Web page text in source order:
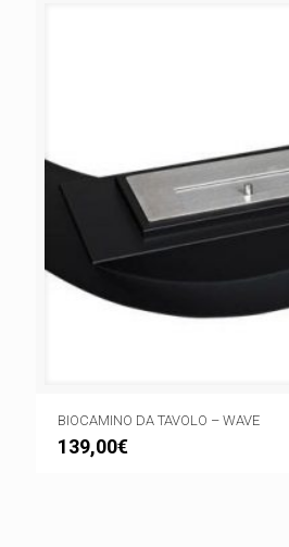
BIOCAMINO DA TAVOLO – WAVE
139,00€